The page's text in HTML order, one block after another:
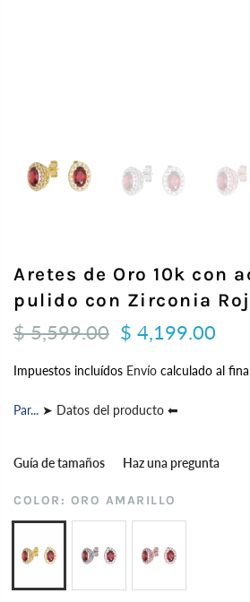
Aretes de Oro 10k con
pulido con Zirconia
$ 5,599.00 $ 4,199.00
Impuestos incluídos Envío calculado al
Par... ➤ Datos del producto ⬅
Guía de tamaños Haz una pregunta
COLOR: ORO AMARILLO